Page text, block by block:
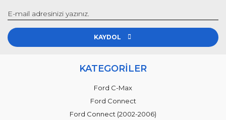
KAYDOL
KATEGORİLER
Ford C-Max
Ford Connect
Ford Connect (2002-2006)